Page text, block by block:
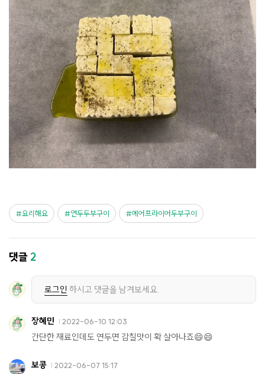
요리해요 연두두부구이 에어프라이어두부구이
댓글2
로그인 하시고 댓글을 남겨보세요.
장혜민 2022-06-10 12:03
간단한 재료인데도 연두면 감칠맛이 확 살아나죠😄😄
보콩 2022-06-07 15:17